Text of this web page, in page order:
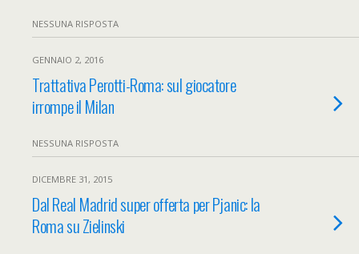
NESSUNA RISPOSTA
GENNAIO 2, 2016
Trattativa Perotti-Roma: sul giocatore
irrompe il Milan
NESSUNA RISPOSTA
DICEMBRE 31, 2015
Dal Real Madrid super offerta per Pjanic: la
Roma su Zielinski